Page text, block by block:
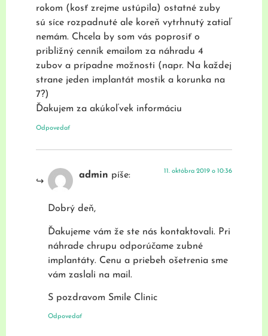
rokom (kosť zrejme ustúpila) ostatné zuby
sú síce rozpadnuté ale koreň vytrhnutý zatiaľ
nemám. Chcela by som vás poprosiť o
približný cenník emailom za náhradu 4
zubov a prípadne možnosti (napr. Na každej
strane jeden implantát mostik a korunka na
7?)
Ďakujem za akúkoľvek informáciu
Odpovedať
admin píše: 11. októbra 2019 o 10:36
Dobrý deň,
Ďakujeme vám že ste nás kontaktovali. Pri
náhrade chrupu odporúčame zubné
implantáty. Cenu a priebeh ošetrenia sme
vám zaslali na mail.
S pozdravom Smile Clinic
Odpovedať